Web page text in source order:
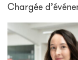
Chargée